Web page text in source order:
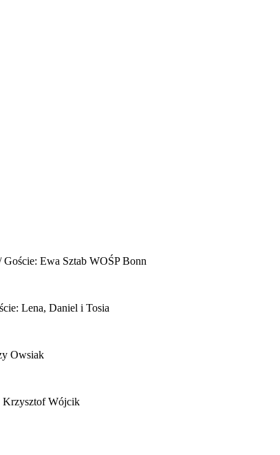
Goście: Ewa Sztab WOŚP Bonn
Lena, Daniel i Tosia
Owsiak
Krzysztof Wójcik